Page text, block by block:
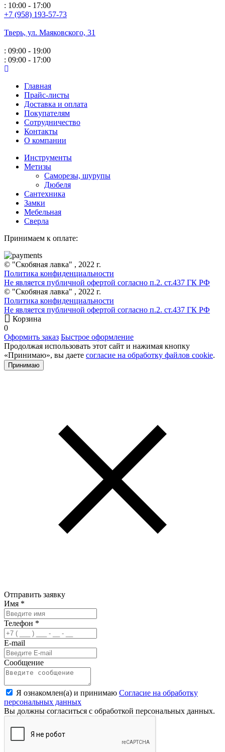
: 10:00 - 17:00
+7 (958) 193-57-73
Тверь, ул. Маяковского, 31
: 09:00 - 19:00
: 09:00 - 17:00
Главная
Прайс-листы
Доставка и оплата
Покупателям
Сотрудничество
Контакты
О компании
Инструменты
Метизы
Саморезы, шурупы
Дюбеля
Сантехника
Замки
Мебельная
Сверла
Принимаем к оплате:
© "Скобяная лавка" , 2022 г.
Политика конфиденциальности
Не является публичной офертой согласно п.2. ст.437 ГК РФ
© "Скобяная лавка" , 2022 г.
Политика конфиденциальности
Не является публичной офертой согласно п.2. ст.437 ГК РФ
Корзина
0
Оформить заказ Быстрое оформление
Продолжая использовать этот сайт и нажимая кнопку
«Принимаю», вы даете согласие на обработку файлов cookie.
Принимаю
Отправить заявку
Имя *
Телефон *
E-mail
Сообщение
Я ознакомлен(а) и принимаю Согласие на обработку
персональных данных
Вы должны согласиться с обработкой персональных данных.